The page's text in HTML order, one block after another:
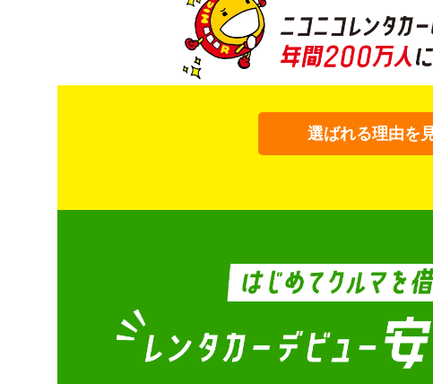
選ばれる理由を